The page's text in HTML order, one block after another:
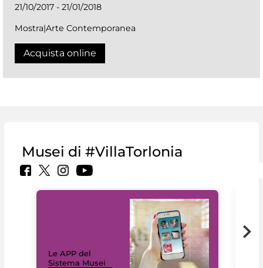
21/10/2017 - 21/01/2018
Mostra|Arte Contemporanea
Acquista online
Musei di #VillaTorlonia
Le APP del
Sistema Musei